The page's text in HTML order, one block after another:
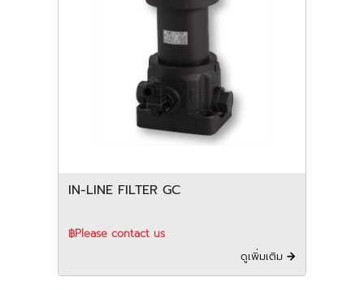
IN-LINE FILTER GC
฿Please contact us
ดูเพิ่มเติม